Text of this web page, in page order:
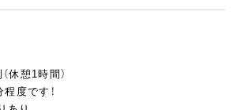
して、当店のお菓子を広める役割も担って
休憩1時間）
度です！